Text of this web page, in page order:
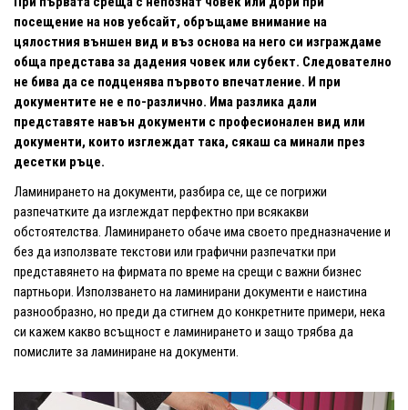
посещение на нов уебсайт, обръщаме внимание на
цялостния външен вид и въз основа на него си изграждаме
обща представа за дадения човек или субект. Следователно
не бива да се подценява първото впечатление. И при
документите не е по-различно. Има разлика дали
представяте навън документи с професионален вид или
документи, които изглеждат така, сякаш са минали през
десетки ръце.
Ламинирането на документи, разбира се, ще се погрижи
разпечатките да изглеждат перфектно при всякакви
обстоятелства. Ламинирането обаче има своето предназначение и
без да използвате текстови или графични разпечатки при
представянето на фирмата по време на срещи с важни бизнес
партньори. Използването на ламинирани документи е наистина
разнообразно, но преди да стигнем до конкретните примери, нека
си кажем какво всъщност е ламинирането и защо трябва да
помислите за ламиниране на документи.